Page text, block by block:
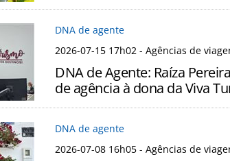
DNA de agente
2026-07-15 17h02 - Agências de
DNA de Agente: Raíza
de agência à dona da Viva
DNA de agente
2026-07-08 16h05 - Agências de